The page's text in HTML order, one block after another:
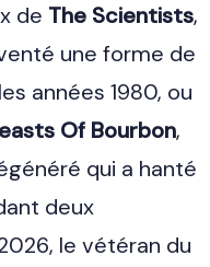
de The Scientists,
une forme de
années 1980, ou
Of Bourbon,
qui a hanté
deux
le vétéran du